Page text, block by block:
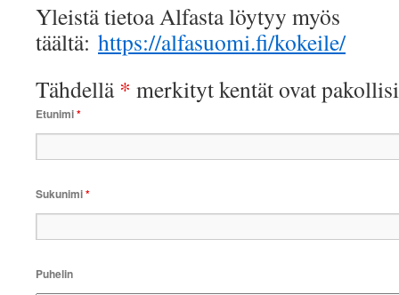
Yleistä tietoa Alfasta löytyy myös
täältä: https://alfasuomi.fi/kokeile/
Tähdellä * merkityt kentät ovat
Etunimi*
Sukunimi*
Puhelin